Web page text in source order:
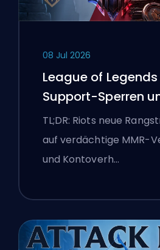
08 Jul 2026
League of Legends
Support-Sperren
Boosting-Flaggen
TL;DR: Riots neue
auf verdächtige MMR-
und Kontoverh…